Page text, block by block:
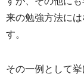
来の勉強方法に
す。
その一例として